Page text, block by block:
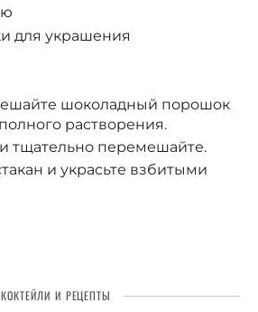
для украшения
шоколадный порошок
растворения.
тщательно перемешайте.
и украсьте взбитыми
КОКТЕЙЛИ И РЕЦЕПТЫ